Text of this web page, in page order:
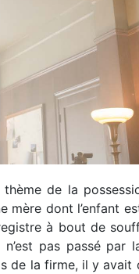
de la
mère dont l’enfant
à bout de
n’est pas passé par
de la firme, il y